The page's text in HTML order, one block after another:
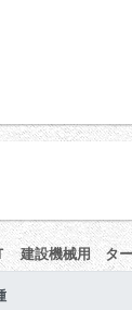
建設機械用 ター